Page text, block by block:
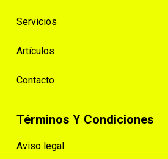
Servicios
Artículos
Contacto
Términos Y Condiciones
Aviso legal